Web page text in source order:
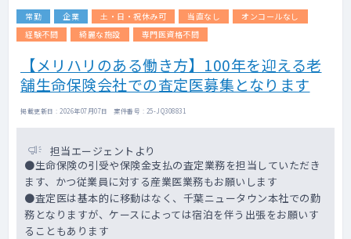
・臨床経験豊富な救急専門医・内科専門医・
がん診療専門医（兼業、専業含む）が複数名
・複数のCROで臨床開発や製造販売後、
経験者
・アカデミアやCROでの臨床研究の豊富なプ
・コンサルティングファームを経て医療デー
常勤 企業 土・日・祝休み可 当直なし
オンコールなし
経験不問
綺麗な施設 専門医資格不問
【メリハリのある働き方】100年を迎える老
舗生命保険会社での査定医募集となります
掲載更新日 : 2026年07月07日 案件番号 : 25-JQ308831
担当エージェントより
●生命保険の引受や保険金支払の査定業務を担当していただき
ます、かつ従業員に対する産業医業務もお願いします
●査定医は基本的に移動はなく、千葉ニュータウン本社での勤
務となりますが、ケースによっては宿泊を伴う出張をお願いす
ることもあります